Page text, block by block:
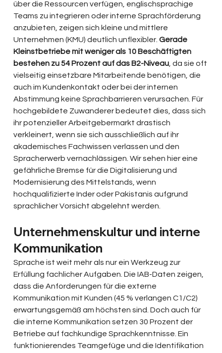
über die Ressourcen verfügen, englischsprachige
Teams zu integrieren oder interne Sprachförderung
anzubieten, zeigen sich kleine und mittlere
Unternehmen (KMU) deutlich unflexibler. Gerade
Kleinstbetriebe mit weniger als 10 Beschäftigten
bestehen zu 54 Prozent auf das B2-Niveau , da sie oft
vielseitig einsetzbare Mitarbeitende benötigen, die
auch im Kundenkontakt oder bei der internen
Abstimmung keine Sprachbarrieren verursachen. Für
hochgebildete Zuwanderer bedeutet dies, dass sich
ihr potenzieller Arbeitgebermarkt drastisch
verkleinert, wenn sie sich ausschließlich auf ihr
akademisches Fachwissen verlassen und den
Spracherwerb vernachlässigen. Wir sehen hier eine
gefährliche Bremse für die Digitalisierung und
Modernisierung des Mittelstands, wenn
hochqualifizierte Inder oder Pakistanis aufgrund
sprachlicher Vorsicht abgelehnt werden.
Unternehmenskultur und interne
Kommunikation
Sprache ist weit mehr als nur ein Werkzeug zur
Erfüllung fachlicher Aufgaben. Die IAB-Daten zeigen,
dass die Anforderungen für die externe
Kommunikation mit Kunden (45 % verlangen C1/C2)
erwartungsgemäß am höchsten sind. Doch auch für
die interne Kommunikation setzen 30 Prozent der
Betriebe auf fachkundige Sprachkenntnisse. Ein
funktionierendes Teamgefüge und die Identifikation